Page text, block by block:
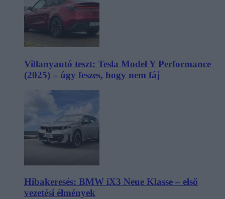
Villanyautó teszt: Tesla Model Y Performance
(2025) – úgy feszes, hogy nem fáj
Hibakeresés: BMW iX3 Neue Klasse – első
vezetési élmények